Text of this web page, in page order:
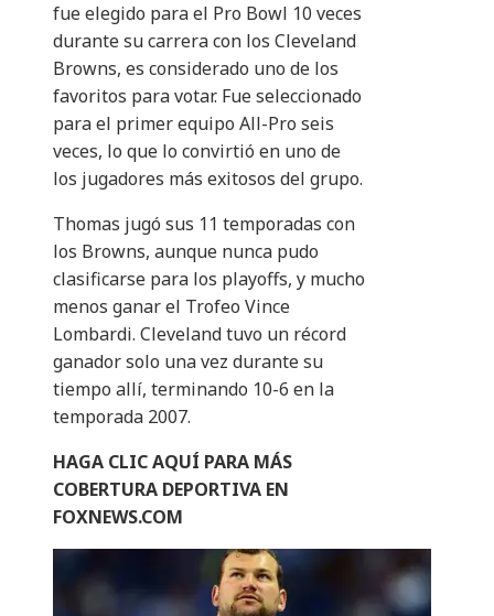
fue elegido para el Pro Bowl 10 veces
durante su carrera con los Cleveland
Browns, es considerado uno de los
favoritos para votar. Fue seleccionado
para el primer equipo All-Pro seis
veces, lo que lo convirtió en uno de
los jugadores más exitosos del grupo.
Thomas jugó sus 11 temporadas con
los Browns, aunque nunca pudo
clasificarse para los playoffs, y mucho
menos ganar el Trofeo Vince
Lombardi. Cleveland tuvo un récord
ganador solo una vez durante su
tiempo allí, terminando 10-6 en la
temporada 2007.
HAGA CLIC AQUÍ PARA MÁS
COBERTURA DEPORTIVA EN
FOXNEWS.COM